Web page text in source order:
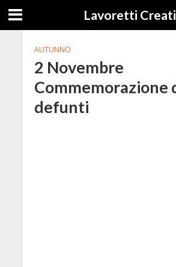
Lavoretti
AUTUNNO
2 Novembre
Commemorazione
defunti